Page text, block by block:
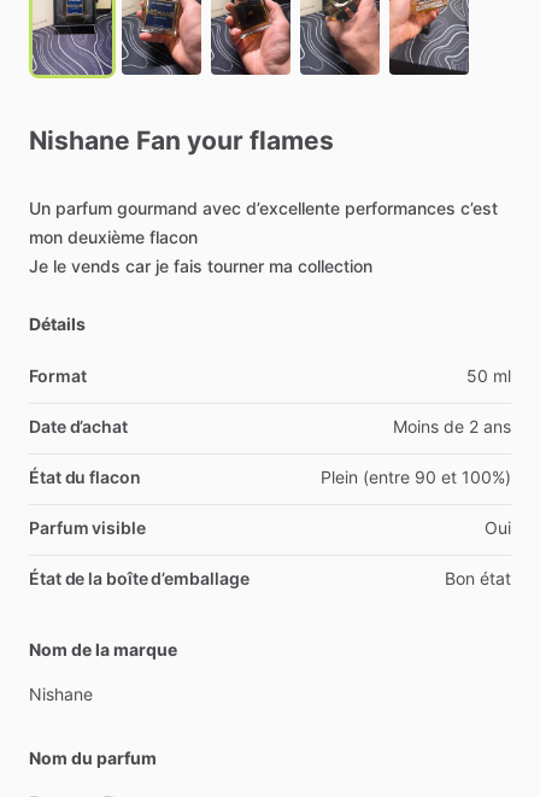
Nishane Fan your flames
Un parfum gourmand avec d’excellente performances c’est
mon deuxième flacon
Je le vends car je fais tourner ma collection
Détails
Format 50 ml
Date d’achat Moins de 2 ans
État du flacon Plein (entre 90 et 100%)
Parfum visible Oui
État de la boîte d’emballage Bon état
Nom de la marque
Nishane
Nom du parfum